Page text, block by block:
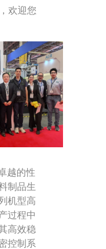
，欢迎您
越的性
制品生
机型高
过程中
高效稳
控制系